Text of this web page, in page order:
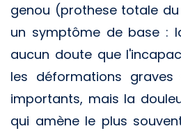
genou (prothese totale
un symptôme de base :
aucun doute que
les déformations
importants, mais la
qui amène le plus